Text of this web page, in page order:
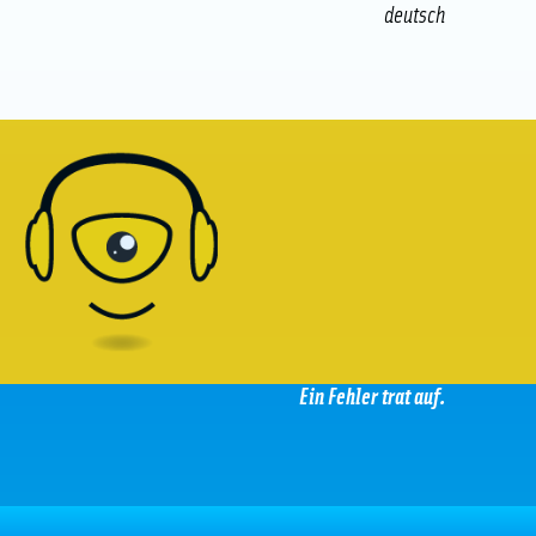
deutsch
Ein Fehler trat auf.